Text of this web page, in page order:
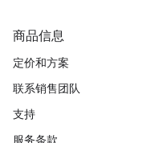
商品信息
定价和方案
联系销售团队
支持
服务条款